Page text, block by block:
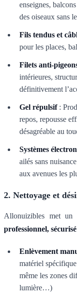
enseignes,
des oiseaux sans
Fils tendus et
pour les places,
Filets anti-
intérieures,
définitivement
Gel répulsif:
repos, repousse
désagréable au
Systèmes
ailés sans
aux avenues les
2. Nettoyage et
Allonuizibles met un
professionnel,
Enlèvement
matériel
même les zones
lumière…)